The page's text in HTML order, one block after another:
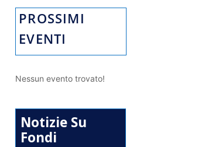
PROSSIMI
EVENTI
Nessun evento trovato!
Notizie Su
Fondi